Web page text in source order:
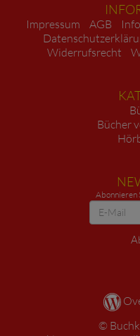
Impressum AGB
Widerrufsrecht
Bücher
Abonnieren